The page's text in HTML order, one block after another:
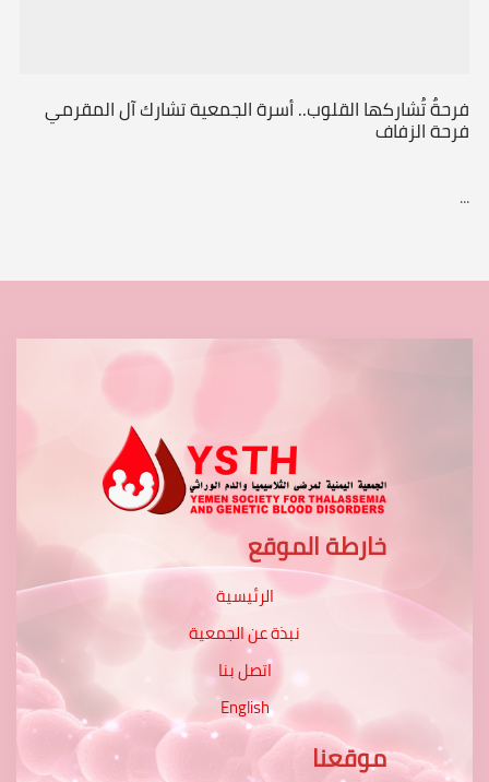
فرحةٌ تُشاركها القلوب.. أسرة الجمعية تشارك آل المقرمي
فرحة الزفاف
...
خارطة الموقع
الرئيسية
نبذة عن الجمعية
اتصل بنا
English
موقعنا